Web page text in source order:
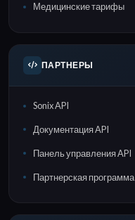
Медицинские тарифы
ПАРТНЕРЫ
Sonix API
Документация API
Панель управления API
Партнерская программа